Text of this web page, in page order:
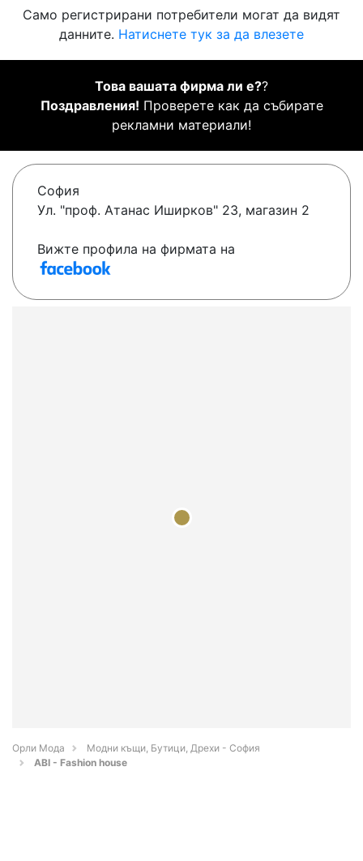
Само регистрирани потребители могат да видят
данните. Натиснете тук за да влезете
Това вашата фирма ли е??
Поздравления! Проверете как да събирате
рекламни материали!
София
Ул. "проф. Атанас Иширков" 23, магазин 2
Вижте профила на фирмата на
Орли Мода
Модни къщи, Бутици, Дрехи - София
ABI - Fashion house